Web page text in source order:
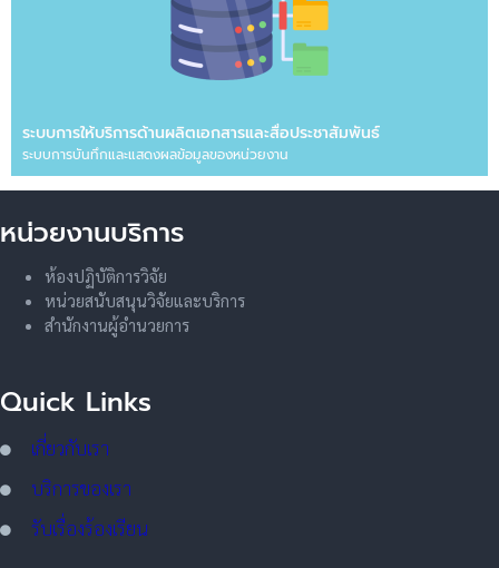
ระบบการให้บริการด้านผลิตเอกสารและสื่อประชาสัมพันธ์
ระบบการบันทึกและแสดงผลข้อมูลของหน่วยงาน
หน่วยงานบริการ
ห้องปฏิบัติการวิจัย
หน่วยสนับสนุนวิจัยและบริการ
สำนักงานผู้อำนวยการ
Quick Links
เกี่ยวกับเรา
บริการของเรา
รับเรื่องร้องเรียน